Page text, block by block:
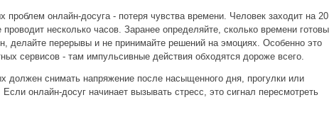
проблем онлайн-досуга - потеря чувства времени. Человек заходит на 20
проводит несколько часов. Заранее определяйте, сколько времени готовы
делайте перерывы и не принимайте решений на эмоциях. Особенно это
сервисов - там импульсивные действия обходятся дороже всего.
должен снимать напряжение после насыщенного дня, прогулки или
онлайн-досуг начинает вызывать стресс, это сигнал пересмотреть